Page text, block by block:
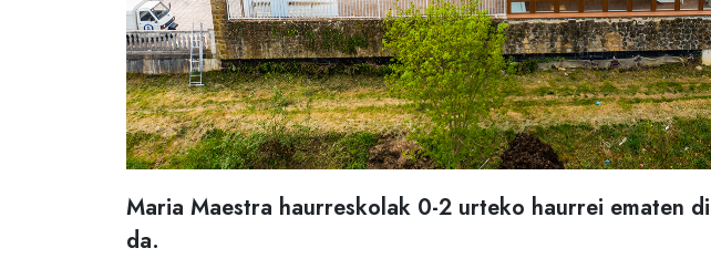
Maria Maestra haurreskolak 0-2 urteko haurrei ematen
da.